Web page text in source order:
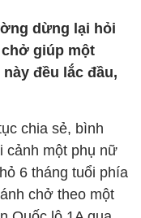
dừng lại hỏi
giúp một
đều lắc đầu,
chia sẻ, bình
cảnh một phụ nữ
6 tháng tuổi phía
chở theo một